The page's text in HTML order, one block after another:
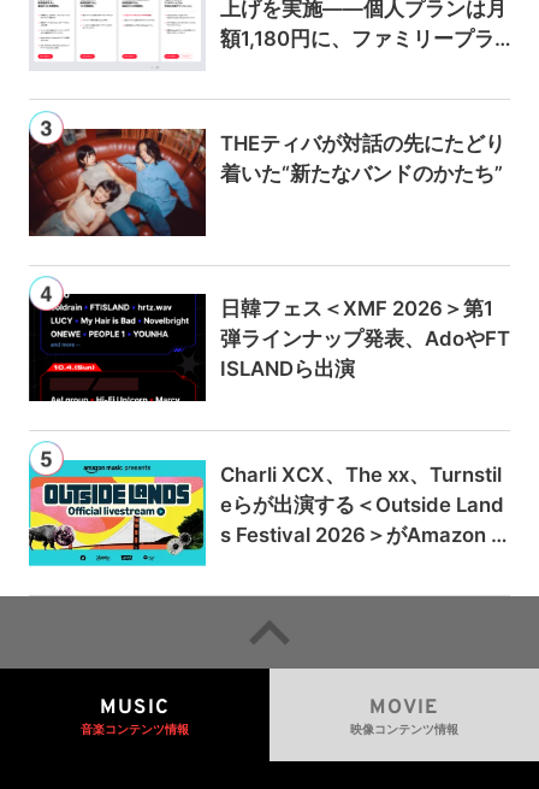
上げを実施——個人プランは月
額1,180円に、ファミリープラ
THEティバが対話の先にたどり
着いた“新たなバンドのかたち”
日韓フェス＜XMF 2026＞第1
弾ラインナップ発表、AdoやFT
ISLANDら出演
Charli XCX、The xx、Turnstil
eらが出演する＜Outside Land
s Festival 2026＞がAmazon M
ブ配信
MUSIC
音楽コンテンツ情報
MOVIE
映像コンテンツ情報